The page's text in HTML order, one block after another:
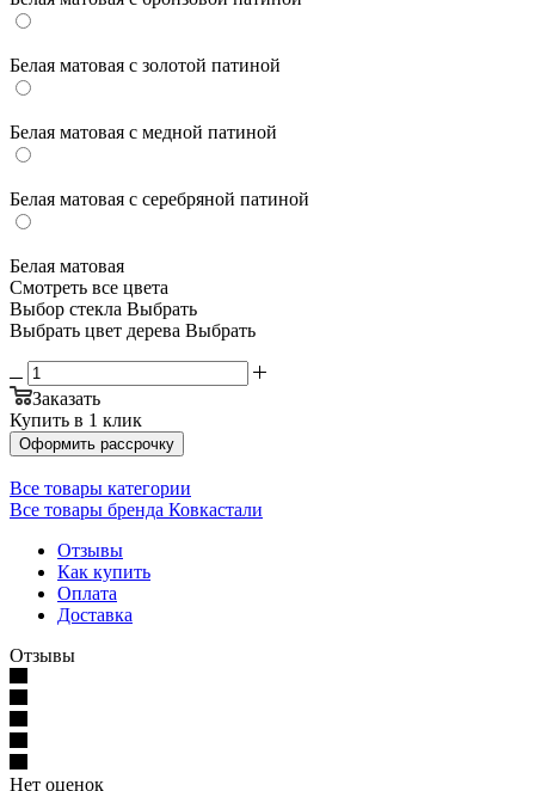
Белая матовая с золотой патиной
Белая матовая с медной патиной
Белая матовая с серебряной патиной
Белая матовая
Смотреть все цвета
Выбор стекла Выбрать
Выбрать цвет дерева Выбрать
Заказать
Купить в 1 клик
Оформить рассрочку
Все товары категории
Все товары бренда Ковкастали
Отзывы
Как купить
Оплата
Доставка
Отзывы
Нет оценок